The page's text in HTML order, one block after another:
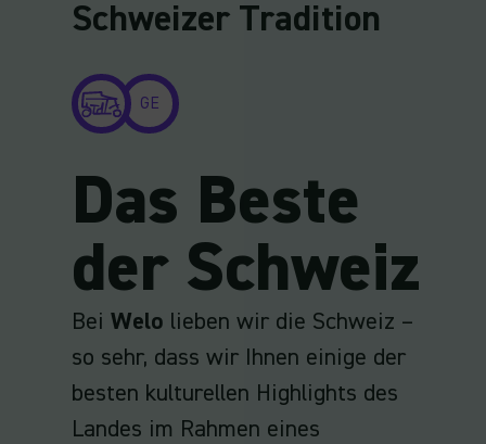
Schweizer Tradition
GE
Das Beste
der Schweiz
Bei Welo lieben wir die Schweiz –
so sehr, dass wir Ihnen einige der
besten kulturellen Highlights des
Landes im Rahmen eines